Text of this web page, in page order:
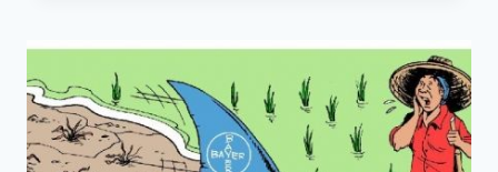
PATENTES
Y
QUE
PUEDA